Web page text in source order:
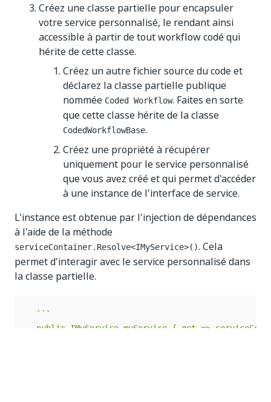
Créez une classe partielle pour encapsuler
votre service personnalisé, le rendant ainsi
accessible à partir de tout workflow codé qui
hérite de cette classe.
Créez un autre fichier source du code et
déclarez la classe partielle publique
nommée Coded Workflow. Faites en sorte
que cette classe hérite de la classe
CodedWorkflowBase.
Créez une propriété à récupérer
uniquement pour le service personnalisé
que vous avez créé et qui permet d'accéder
à une instance de l'interface de service.
L'instance est obtenue par l'injection de dépendances
à l'aide de la méthode
serviceContainer.Resolve<IMyService>(). Cela
permet d'interagir avec le service personnalisé dans
la classe partielle.
` ` `
public IMyService myService { get =>